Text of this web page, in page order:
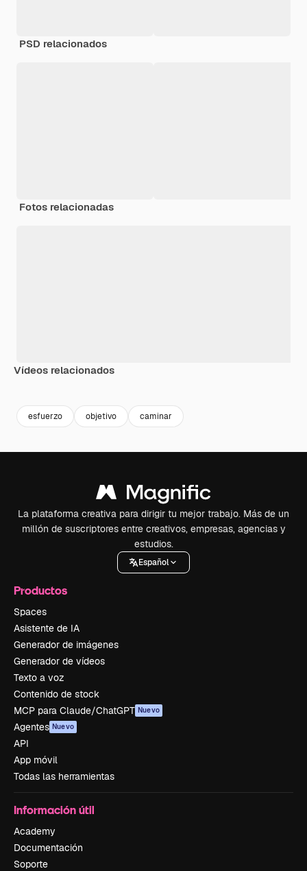
PSD relacionados
Fotos relacionadas
Vídeos relacionados
esfuerzo objetivo caminar
La plataforma creativa para dirigir tu mejor trabajo. Más de un
millón de suscriptores entre creativos, empresas, agencias y
estudios.
Español
Productos
Spaces
Asistente de IA
Generador de imágenes
Generador de vídeos
Texto a voz
Contenido de stock
MCP para Claude/ChatGPT Nuevo
Agentes Nuevo
API
App móvil
Todas las herramientas
Información útil
Academy
Documentación
Soporte